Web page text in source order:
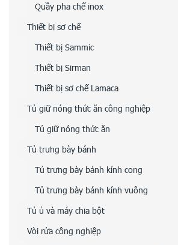
Quầy pha chế inox
Thiết bị sơ chế
Thiết bị Sammic
Thiết bị Sirman
Thiết bị sơ chế Lamaca
Tủ giữ nóng thức ăn công nghiệp
Tủ giữ nóng thức ăn
Tủ trưng bày bánh
Tủ trưng bày bánh kính cong
Tủ trưng bày bánh kính vuông
Tủ ủ và máy chia bột
Vòi rửa công nghiệp